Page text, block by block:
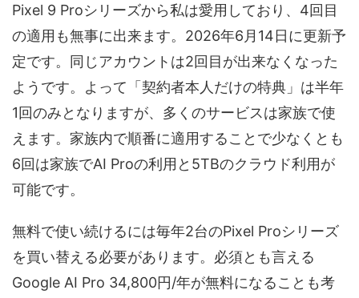
Pixel 9 Proシリーズから私は愛用しており、4回目
の適用も無事に出来ます。2026年6月14日に更新予
定です。同じアカウントは2回目が出来なくなった
ようです。よって「契約者本人だけの特典」は半年
1回のみとなりますが、多くのサービスは家族で使
えます。家族内で順番に適用することで少なくとも
6回は家族でAI Proの利用と5TBのクラウド利用が
可能です。
無料で使い続けるには毎年2台のPixel Proシリーズ
を買い替える必要があります。必須とも言える
Google AI Pro 34,800円/年が無料になることも考